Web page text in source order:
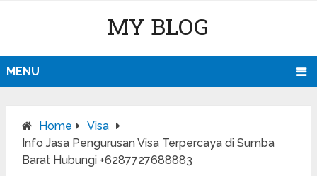
MY BLOG
MENU
Home
Visa
Info Jasa Pengurusan Visa Terpercaya di Sumba
Barat Hubungi +6287727688883